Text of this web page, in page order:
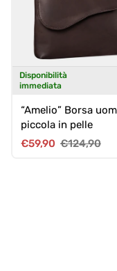
Disponibilità
immediata
“Amelio” Borsa
piccola in pelle
Prezzo di vendita
€59,90 Prezzo
€124,90